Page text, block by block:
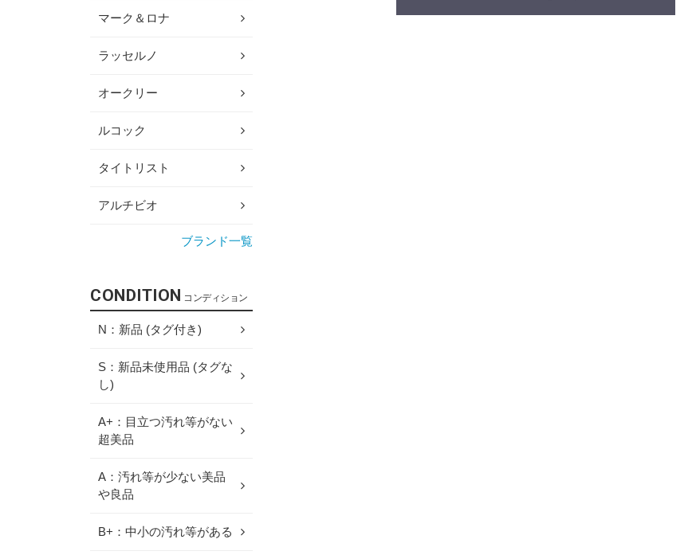
マーク＆ロナ
ラッセルノ
オークリー
ルコック
タイトリスト
アルチビオ
ブランド一覧
CONDITION コンディション
N：新品 (タグ付き)
S：新品未使用品 (タグな
し)
A+：目立つ汚れ等がない
超美品
A：汚れ等が少ない美品
や良品
B+：中小の汚れ等がある